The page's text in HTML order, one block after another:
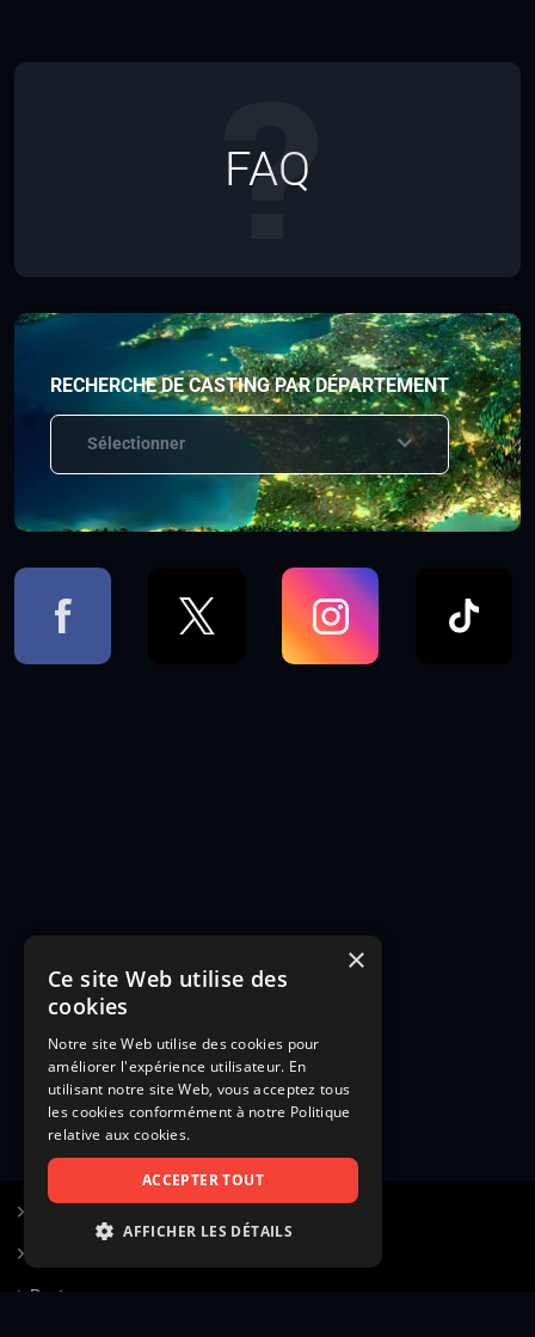
FAQ
RECHERCHE DE CASTING PAR DÉPARTEMENT
Sélectionner
Poster une annonce
×
Ce site Web utilise des
cookies
Notre site Web utilise des cookies pour
améliorer l'expérience utilisateur. En
utilisant notre site Web, vous acceptez tous
les cookies conformément à notre Politique
relative aux cookies.
ACCEPTER TOUT
AFFICHER LES DÉTAILS